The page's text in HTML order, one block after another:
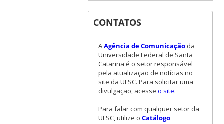
CONTATOS
AAgência de Comunicaçãoda
Universidade Federal de Santa
Catarina é o setor responsável
pela atualização de notícias no
site da UFSC. Para solicitar uma
divulgação, acesse o site.
Para falar com qualquer setor da
UFSC, utilize o Catálogo